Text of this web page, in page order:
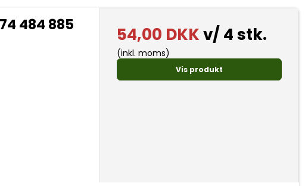
484 885
54,00 DKKv/ 4 stk.
(inkl. moms)
Vis produkt